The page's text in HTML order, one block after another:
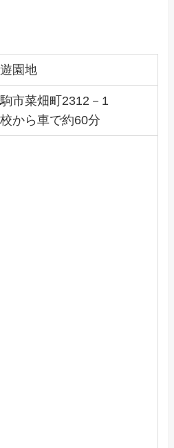
園地
市菜畑町2312－1
から車で約60分